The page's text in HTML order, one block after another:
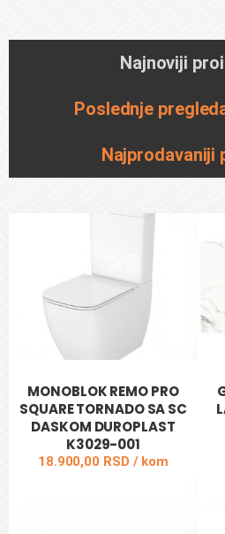
Najnoviji
Poslednje
Najprodavaniji
MONOBLOK REMO PRO
SQUARE TORNADO SA SC
DASKOM DUROPLAST
K3029-001
18.900,00 RSD / kom